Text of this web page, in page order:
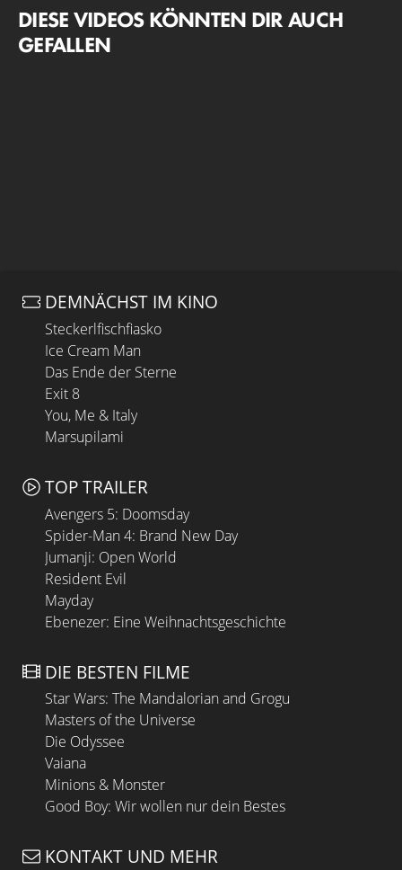
DIESE VIDEOS KÖNNTEN DIR AUCH
GEFALLEN
DEMNÄCHST IM KINO
Steckerlfischfiasko
Ice Cream Man
Das Ende der Sterne
Exit 8
You, Me & Italy
Marsupilami
TOP TRAILER
Avengers 5: Doomsday
Spider-Man 4: Brand New Day
Jumanji: Open World
Resident Evil
Mayday
Ebenezer: Eine Weihnachtsgeschichte
DIE BESTEN FILME
Star Wars: The Mandalorian and Grogu
Masters of the Universe
Die Odyssee
Vaiana
Minions & Monster
Good Boy: Wir wollen nur dein Bestes
KONTAKT UND MEHR